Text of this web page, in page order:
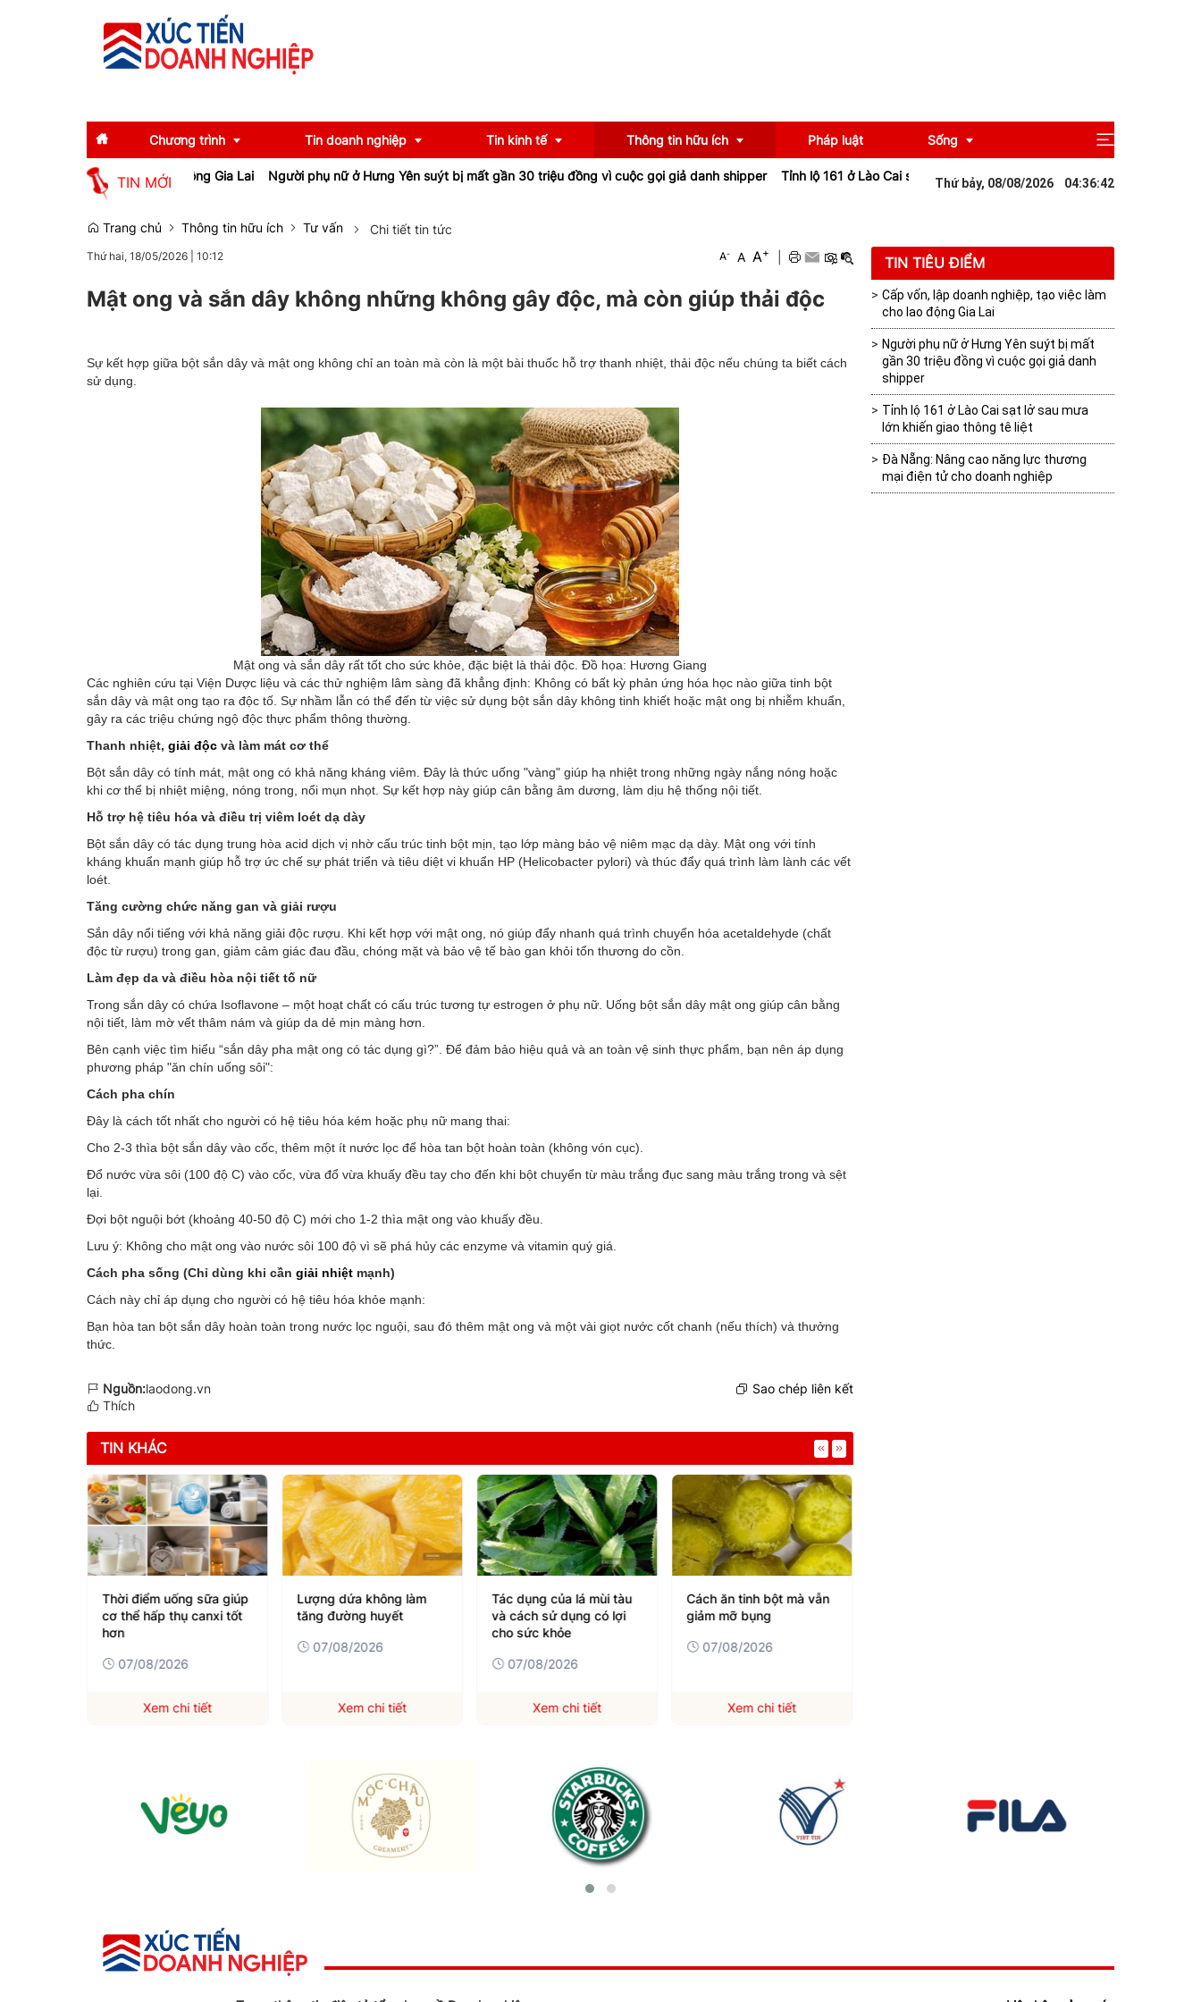
Chương trình
Diễn giả
Thông tin báo chí
Sự kiện
Tin doanh nghiệp
Tin tức
Doanh nghiệp tiêu biểu
Emagazine
Tin kinh tế Thông tin hữu ích
Ngân hàng
Pháp luật Sống
Du lịch
TIN MỚI
tạo việc làm cho lao động Gia Lai Người phụ nữ ở Hưng Yên suýt bị mất gần 30 triệu đồng vì cuộc gọi giả danh shipper Tỉnh lộ 161 ở Lào Cai sạt lở sau mưa lớn khiến giao thông tê liệt
Thứ bảy, 08/08/2026 04:36:42
Trang chủ Thông tin hữu ích Tư vấn Chi tiết tin tức
Thứ hai, 18/05/2026 10:12 A- A A+
Mật ong và sắn dây không những không gây độc, mà còn giúp thải độc
Sự kết hợp giữa bột sắn dây và mật ong không chỉ an toàn mà còn là một bài thuốc hỗ trợ thanh nhiệt, thải độc nếu chúng ta biết cách
sử dụng.
Mật ong và sắn dây rất tốt cho sức khỏe, đặc biệt là thải độc. Đồ họa: Hương Giang
Các nghiên cứu tại Viện Dược liệu và các thử nghiệm lâm sàng đã khẳng định: Không có bất kỳ phản ứng hóa học nào giữa tinh bột
sắn dây và mật ong tạo ra độc tố. Sự nhầm lẫn có thể đến từ việc sử dụng bột sắn dây không tinh khiết hoặc mật ong bị nhiễm khuẩn,
gây ra các triệu chứng ngộ độc thực phẩm thông thường.
Thanh nhiệt, giải độc và làm mát cơ thể
Bột sắn dây có tính mát, mật ong có khả năng kháng viêm. Đây là thức uống "vàng" giúp hạ nhiệt trong những ngày nắng nóng hoặc
khi cơ thể bị nhiệt miệng, nóng trong, nổi mụn nhọt. Sự kết hợp này giúp cân bằng âm dương, làm dịu hệ thống nội tiết.
Hỗ trợ hệ tiêu hóa và điều trị viêm loét dạ dày
Bột sắn dây có tác dụng trung hòa acid dịch vị nhờ cấu trúc tinh bột mịn, tạo lớp màng bảo vệ niêm mạc dạ dày. Mật ong với tính
kháng khuẩn mạnh giúp hỗ trợ ức chế sự phát triển và tiêu diệt vi khuẩn HP (Helicobacter pylori) và thúc đẩy quá trình làm lành các vết
loét.
Tăng cường chức năng gan và giải rượu
Sắn dây nổi tiếng với khả năng giải độc rượu. Khi kết hợp với mật ong, nó giúp đẩy nhanh quá trình chuyển hóa acetaldehyde (chất
độc từ rượu) trong gan, giảm cảm giác đau đầu, chóng mặt và bảo vệ tế bào gan khỏi tổn thương do cồn.
Làm đẹp da và điều hòa nội tiết tố nữ
Trong sắn dây có chứa Isoflavone – một hoạt chất có cấu trúc tương tự estrogen ở phụ nữ. Uống bột sắn dây mật ong giúp cân bằng
nội tiết, làm mờ vết thâm nám và giúp da dẻ mịn màng hơn.
Bên cạnh việc tìm hiểu “sắn dây pha mật ong có tác dụng gì?”. Để đảm bảo hiệu quả và an toàn vệ sinh thực phẩm, bạn nên áp dụng
phương pháp "ăn chín uống sôi":
Cách pha chín
Đây là cách tốt nhất cho người có hệ tiêu hóa kém hoặc phụ nữ mang thai:
Cho 2-3 thìa bột sắn dây vào cốc, thêm một ít nước lọc để hòa tan bột hoàn toàn (không vón cục).
Đổ nước vừa sôi (100 độ C) vào cốc, vừa đổ vừa khuấy đều tay cho đến khi bột chuyển từ màu trắng đục sang màu trắng trong và sệt
lại.
Đợi bột nguội bớt (khoảng 40-50 độ C) mới cho 1-2 thìa mật ong vào khuấy đều.
Lưu ý: Không cho mật ong vào nước sôi 100 độ vì sẽ phá hủy các enzyme và vitamin quý giá.
Cách pha sống (Chỉ dùng khi cần giải nhiệt mạnh)
Cách này chỉ áp dụng cho người có hệ tiêu hóa khỏe mạnh:
Bạn hòa tan bột sắn dây hoàn toàn trong nước lọc nguội, sau đó thêm mật ong và một vài giọt nước cốt chanh (nếu thích) và thưởng
thức.
Nguồn:laodong.vn
Sao chép liên kết
Thích
TIN KHÁC
Thời điểm uống sữa giúp
cơ thể hấp thụ canxi tốt
hơn
07/08/2026
Xem chi tiết
Lượng dứa không làm
tăng đường huyết
07/08/2026
Xem chi tiết
Tác dụng của lá mùi tàu
và cách sử dụng có lợi
cho sức khỏe
07/08/2026
Xem chi tiết
Cách ăn tinh bột mà vẫn
giảm mỡ bụng
07/08/2026
Xem chi tiết
TIN TIÊU ĐIỂM
Cấp vốn, lập doanh nghiệp, tạo việc làm
cho lao động Gia Lai
Người phụ nữ ở Hưng Yên suýt bị mất
gần 30 triệu đồng vì cuộc gọi giả danh
shipper
Tỉnh lộ 161 ở Lào Cai sạt lở sau mưa
lớn khiến giao thông tê liệt
Đà Nẵng: Nâng cao năng lực thương
mại điện tử cho doanh nghiệp